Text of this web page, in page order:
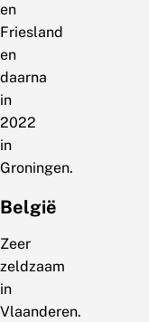
en
Friesland
en
daarna
in
2022
in
Groningen.
België
Zeer
zeldzaam
in
Vlaanderen.